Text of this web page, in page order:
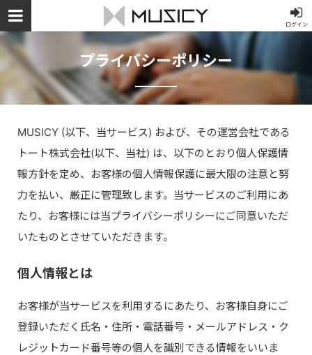
ログイン
プライバシーポリシー
MUSICY (以下、当サービス) および、その運営会社である
トート株式会社(以下、当社) は、以下のとおり個人保護情
報方針を定め、お客様の個人情報保護に最大限の注意と努
力を払い、厳正に管理致します。当サービスのご利用にあ
たり、お客様には当プライバシーポリシーにご同意いただ
いたものとさせていただきます。
個人情報とは
お客様が当サービスを利用するにあたり、お客様自身にご
登録いただく氏名・住所・電話番号・メールアドレス・ク
レジットカード番号等の個人を識別できる情報をいいま